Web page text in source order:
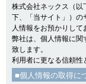
株式会社ネックス（
下、「当サイト」）
人情報をお預かりして
弊社は、個人情報に
致します。
利用者に更なる信頼性
■個人情報の取得に